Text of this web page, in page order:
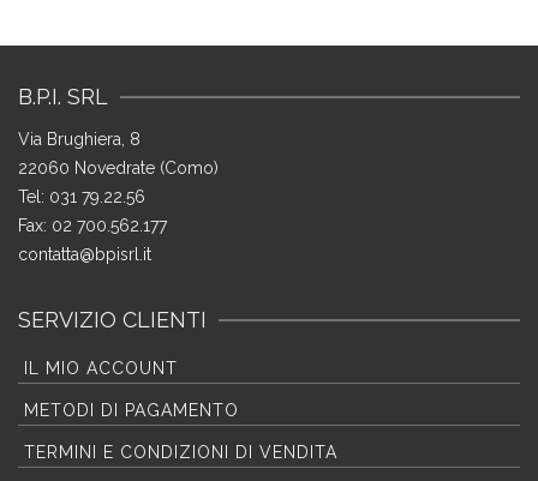
B.P.I. SRL
Via Brughiera, 8
22060 Novedrate (Como)
Tel: 031 79.22.56
Fax: 02 700.562.177
contatta@bpisrl.it
SERVIZIO CLIENTI
IL MIO ACCOUNT
METODI DI PAGAMENTO
TERMINI E CONDIZIONI DI VENDITA